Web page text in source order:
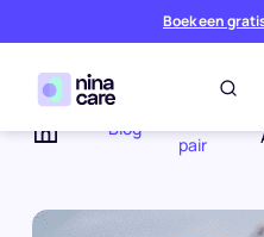
Boek een
Blog
pair